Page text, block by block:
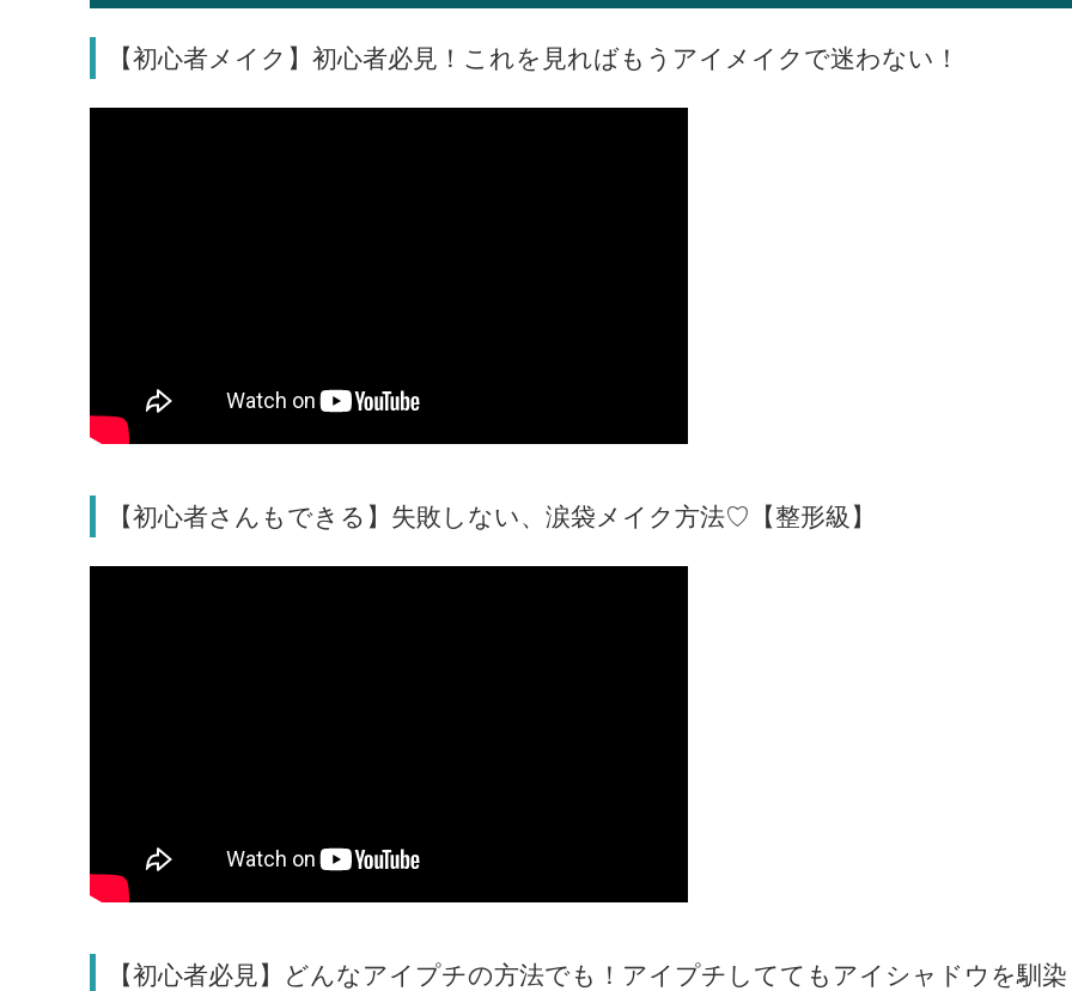
【初心者メイク】初心者必見！これを見ればもうアイメイクで迷わない！
【初心者さんもできる】失敗しない、涙袋メイク方法♡【整形級】
【初心者必見】どんなアイプチの方法でも！アイプチしててもアイシャドウを馴